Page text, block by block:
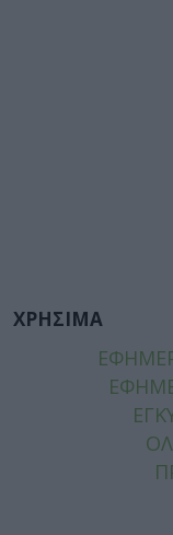
ΧΡΗΣΙΜΑ